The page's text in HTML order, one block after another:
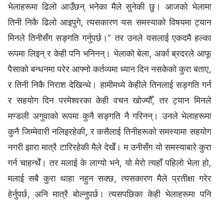
भेलाहरूमा ढिलो आउँछन् भनेका मैले सुनेकी छु। आजको भेलामा
तिनी निकै ढिलो आइपुगे, त्यसकारण यस समस्याको विषयमा ट्यान
मिनले तिनीसँग सङ्गति गर्नुपर्छ।” तर उनले यसलाई एकदमै हल्का
रूपमा लिइन् र केही पनि भनिनन्। भेलाको बेला, अर्का ब्रदरले आफू
पैसाको बन्धनमा परेर आफ्‍नो कर्तव्यमा ध्यान दिन नसकेको कुरा बताए,
र तिनी निकै निराश देखिन्थे। हामीमध्ये केहीले तिनलाई सङ्गति गर्न
र सहयोग दिन परमेश्‍वरका केही वचन खोज्यौँ, तर ट्यान मिनले
मण्डली अगुवाको रूपमा कुनै सङ्गति नै गरिनन्। उनले भेलाहरूमा
कुनै जिम्‍मेवारी नलिइरहेकी, र कसैलाई तिनीहरूको समस्यामा सहयोग
नगरी झारा मात्रै टारिरहेकी मैले देखेँ। म उनीसँग यो समस्याबारे कुरा
गर्न चाहन्थेँ। तर मलाई के लाग्यो भने, यो मेरो त्यहाँ पहिलो भेला हो,
मलाई सबै कुरा थाहा नहुन सक्छ, त्यसकारण मैले प्रतीक्षा गरेर
हेर्नुपर्छ, अनि मात्रै बोल्‍नुपर्छ। त्यसपछिका केही भेलाहरूमा पनि